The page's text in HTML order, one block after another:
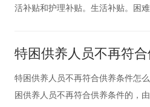
活补贴和护理补贴。生活补贴。困
人。家庭人均收入在当地低保标准2
特殊困难残疾人。有
特困供养人员不再符
特困供养人员不再符合供养条件怎
困供养人员不再符合供养条件的，